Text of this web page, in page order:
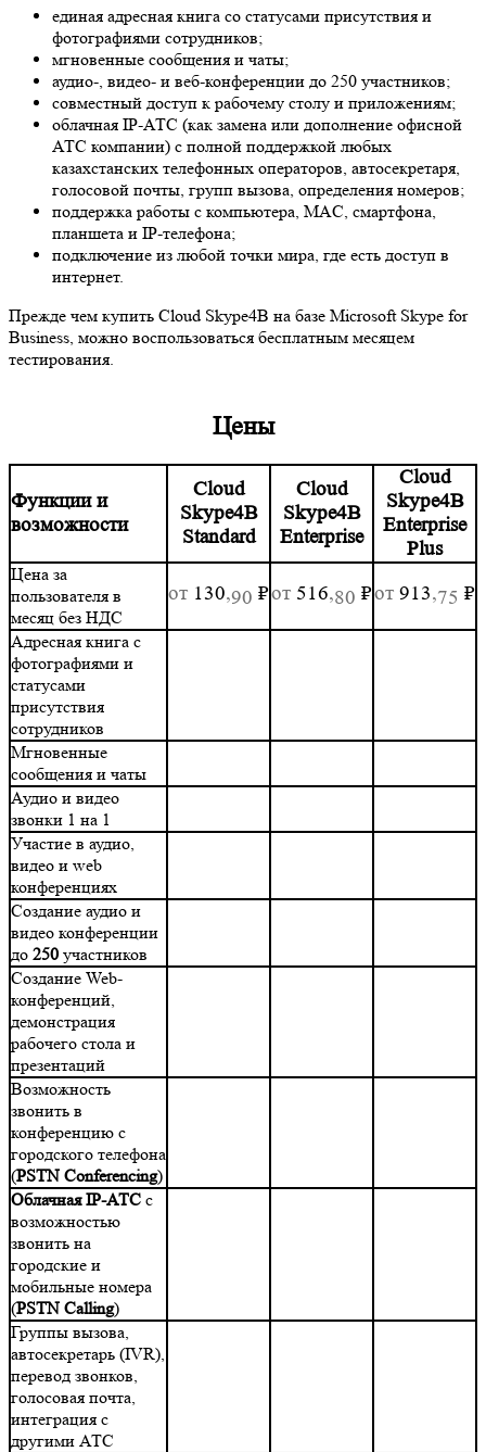
единая адресная книга со статусами присутствия и
фотографиями сотрудников;
мгновенные сообщения и чаты;
аудио-, видео- и веб-конференции до 250 участников;
совместный доступ к рабочему столу и приложениям;
облачная IP-АТС (как замена или дополнение офисной
АТС компании) с полной поддержкой любых
казахстанских телефонных операторов, автосекретаря,
голосовой почты, групп вызова, определения номеров;
поддержка работы с компьютера, MAC, смартфона,
планшета и IP-телефона;
подключение из любой точки мира, где есть доступ в
интернет.
Прежде чем купить Cloud Skype4B на базе Microsoft Skype for
Business, можно воспользоваться бесплатным месяцем
тестирования.
Цены
Функции и
возможности
Cloud
Skype4B
Standard
Cloud
Skype4B
Enterprise
Cloud
Skype4B
Enterprise
Plus
Цена за
пользователя в
месяц без НДС
от 130,90 ₽от 516,80 ₽от 913,75 ₽
Адресная книга с
фотографиями и
статусами
присутствия
сотрудников
Мгновенные
сообщения и чаты
Аудио и видео
звонки 1 на 1
Участие в аудио,
видео и web
конференциях
Создание аудио и
видео конференции
до 250 участников
Создание Web-
конференций,
демонстрация
рабочего стола и
презентаций
Возможность
звонить в
конференцию с
городского телефона
(PSTN Conferencing)
Облачная IP-АТС с
возможностью
звонить на
городские и
мобильные номера
(PSTN Calling)
Группы вызова,
автосекретарь (IVR),
перевод звонков,
голосовая почта,
интеграция с
другими АТС